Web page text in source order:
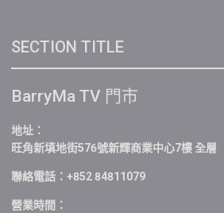
SECTION TITLE
BarryMa TV 門市
地址：
旺角新填地街576號新輝商業中心7樓 全層
聯絡電話：+852 84811079
營業時間：